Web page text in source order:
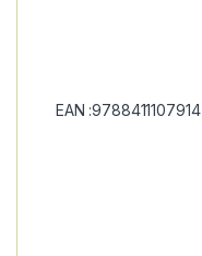
EAN :9788411107914